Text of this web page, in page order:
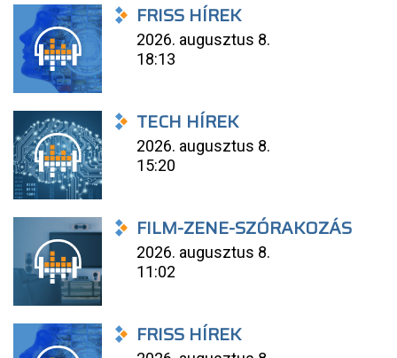
FRISS HÍREK
2026. augusztus 8.
18:13
TECH HÍREK
2026. augusztus 8.
15:20
FILM-ZENE-SZÓRAKOZÁS
2026. augusztus 8.
11:02
FRISS HÍREK